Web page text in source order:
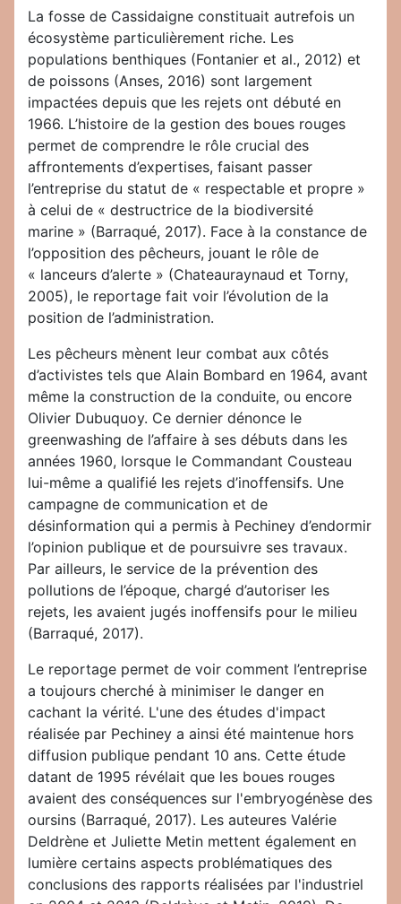
La fosse de Cassidaigne constituait autrefois un
écosystème particulièrement riche. Les
populations benthiques (Fontanier et al., 2012) et
de poissons (Anses, 2016) sont largement
impactées depuis que les rejets ont débuté en
1966. L’histoire de la gestion des boues rouges
permet de comprendre le rôle crucial des
affrontements d’expertises, faisant passer
l’entreprise du statut de « respectable et propre »
à celui de « destructrice de la biodiversité
marine » (Barraqué, 2017). Face à la constance de
l’opposition des pêcheurs, jouant le rôle de
« lanceurs d’alerte » (Chateauraynaud et Torny,
2005), le reportage fait voir l’évolution de la
position de l’administration.
Les pêcheurs mènent leur combat aux côtés
d’activistes tels que Alain Bombard en 1964, avant
même la construction de la conduite, ou encore
Olivier Dubuquoy. Ce dernier dénonce le
greenwashing de l’affaire à ses débuts dans les
années 1960, lorsque le Commandant Cousteau
lui-même a qualifié les rejets d’inoffensifs. Une
campagne de communication et de
désinformation qui a permis à Pechiney d’endormir
l’opinion publique et de poursuivre ses travaux.
Par ailleurs, le service de la prévention des
pollutions de l’époque, chargé d’autoriser les
rejets, les avaient jugés inoffensifs pour le milieu
(Barraqué, 2017).
Le reportage permet de voir comment l’entreprise
a toujours cherché à minimiser le danger en
cachant la vérité. L'une des études d'impact
réalisée par Pechiney a ainsi été maintenue hors
diffusion publique pendant 10 ans. Cette étude
datant de 1995 révélait que les boues rouges
avaient des conséquences sur l'embryogénèse des
oursins (Barraqué, 2017). Les auteures Valérie
Deldrène et Juliette Metin mettent également en
lumière certains aspects problématiques des
conclusions des rapports réalisées par l'industriel